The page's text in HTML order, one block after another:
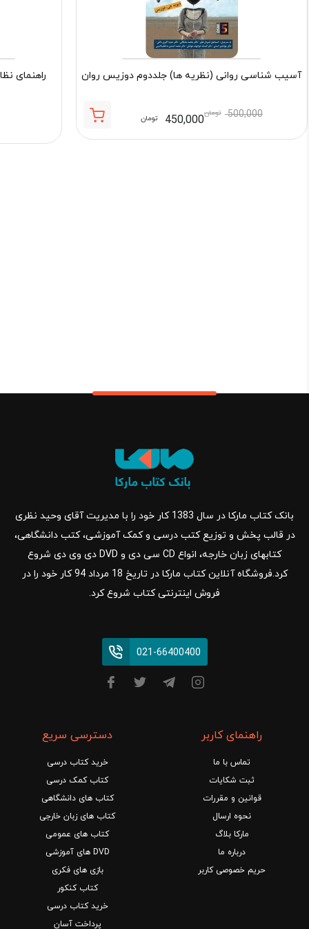
آسیب شناسی روانی (نظریه ها) جلددوم دوزیس روان
500,000 تومان450,000 تومان
راهنمای
بانک کتاب مارکا در سال 1383 کار خود را با مدیریت آقای وحید نظری
در قالب پخش و توزیع کتب درسی و کمک آموزشی، کتب دانشگاهی،
کتابهای زبان خارجه، انواع CD سی دی و DVD دی وی دی شروع
کرد.فروشگاه آنلاین کتاب مارکا در تاریخ 18 مرداد 94 کار خود را در
فروش اینترنتی کتاب شروع کرد.
021-66400400
راهنمای کاربر
تماس با ما
ثبت شکایات
قوانین و مقررات
نحوه ارسال
مارکا بلاگ
درباره ما
حریم خصوصی کاربر
دسترسی سریع
خرید کتاب درسی
کتاب کمک درسی
کتاب های دانشگاهی
کتاب های زبان خارجی
کتاب های عمومی
DVD های آموزشی
بازی های فکری
کتاب کنکور
خرید کتاب درسی
پرداخت آسان